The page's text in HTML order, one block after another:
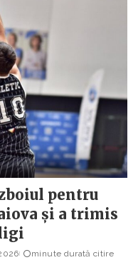
pentru
și a trimis
minute durată citire